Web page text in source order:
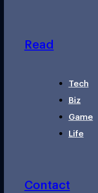
Read
Tech
Biz
Game
Life
Contact